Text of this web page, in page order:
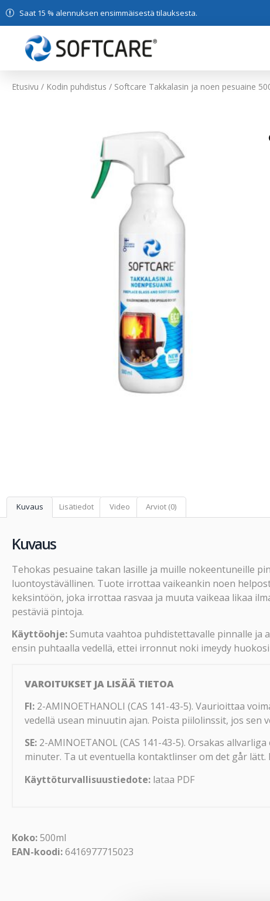
Saat 15 % alennuksen ensimmäisestä tilauksesta.
Etusivu / Kodin puhdistus / Softcare Takkalasin ja noen pesuaine
Kuvaus Lisätiedot Video Arviot (0)
Kuvaus
Tehokas pesuaine takan lasille ja muille nokeentuneille
luontoystävällinen. Tuote irrottaa vaikeankin noen
keksintöön, joka irrottaa rasvaa ja muuta vaikeaa likaa
pestäviä pintoja.
Käyttöohje: Sumuta vaahtoa puhdistettavalle pinnalle
ensin puhtaalla vedellä, ettei irronnut noki imeydy
VAROITUKSET JA LISÄÄ TIETOA
FI: 2-AMINOETHANOLI (CAS 141-43-5). Vaurioittaa
vedellä usean minuutin ajan. Poista piilolinssit, jos sen
SE: 2-AMINOETANOL (CAS 141-43-5). Orsakas
minuter. Ta ut eventuella kontaktlinser om det går lätt.
Käyttöturvallisuustiedote: lataa PDF
Koko:500ml
EAN-koodi:6416977715023